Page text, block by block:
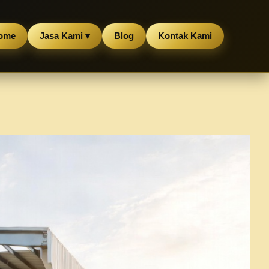
Jasa Kami ▾ Blog Kontak Kami